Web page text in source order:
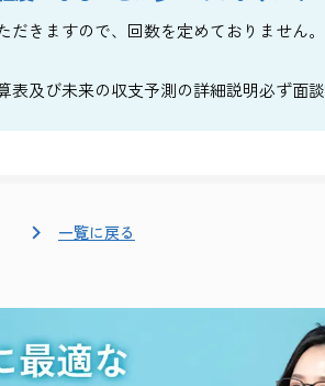
きますので、回数を定めておりません。
及び未来の収支予測の詳細説明必ず面
一覧に戻る